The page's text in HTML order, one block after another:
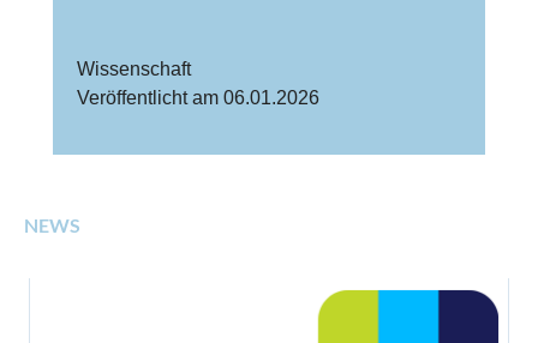
Wissenschaft
Veröffentlicht am 06.01.2026
NEWS